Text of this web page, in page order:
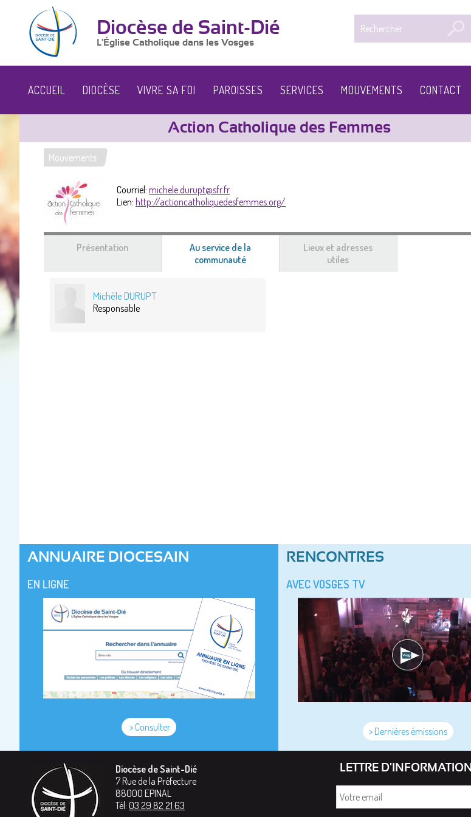
Diocèse de Saint-Dié
L'Église Catholique dans les Vosges
ACCUEIL DIOCÈSE VIVRE SA FOI PAROISSES SERVICES MOUVEMENTS CONTACT
Vous
êtes
ici
Mouvements
Action Catholique des Femmes
Courriel: michele.durupt@sfr.fr
Lien: http://actioncatholiquedesfemmes.org/
Présentation
Au service de la
communauté(onglet
Lieux et adresses
utiles
Michèle DURUPT
Responsable
ANNUAIRE DIOCESAIN
EN LIGNE
> Consulter
RENCONTRES
AVEC VOSGES TV
> Dernières émissions
Diocèse de Saint-Dié
7 Rue de la Préfecture
88000 EPINAL
Tél: 03 29 82 21 63
LETTRE D'INFORMATION